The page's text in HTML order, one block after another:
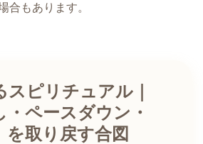
合もあります。
スピリチュアル｜
・ペースダウン・
を取り戻す合図